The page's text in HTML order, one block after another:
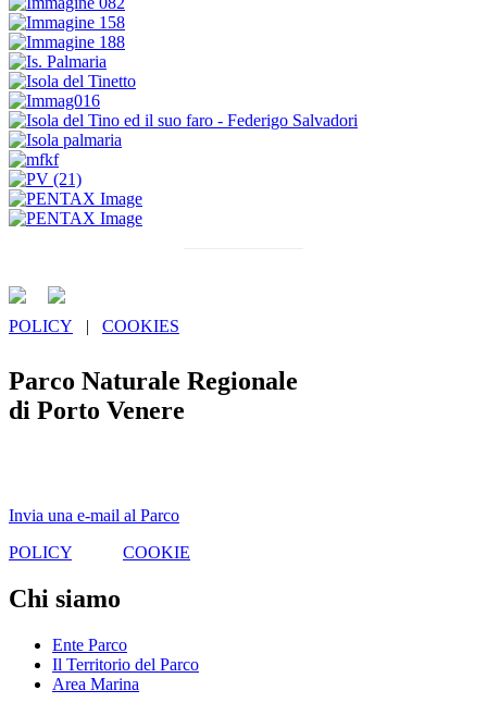
POLICY | COOKIES
Parco Naturale Regionale
di Porto Venere
Invia una e-mail al Parco
POLICY
COOKIE
Chi siamo
Ente Parco
Il Territorio del Parco
Area Marina